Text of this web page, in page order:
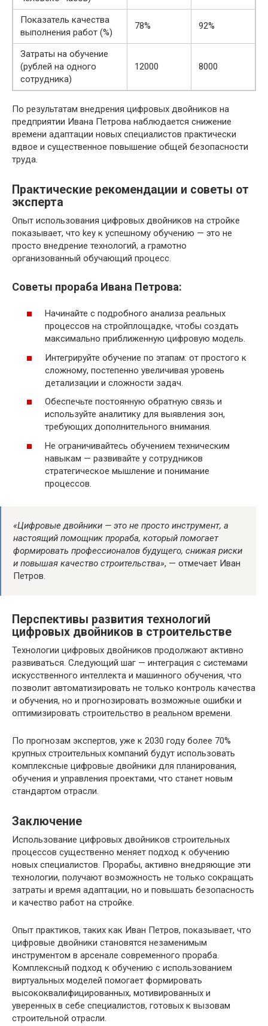
Показатель качества
выполнения работ (%)
78% 92%
Затраты на обучение
(рублей на одного
сотрудника)
12000 8000
По результатам внедрения цифровых двойников на
предприятии Ивана Петрова наблюдается снижение
времени адаптации новых специалистов практически
вдвое и существенное повышение общей безопасности
труда.
Практические рекомендации и советы от
эксперта
Опыт использования цифровых двойников на стройке
показывает, что key к успешному обучению — это не
просто внедрение технологий, а грамотно
организованный обучающий процесс.
Советы прораба Ивана Петрова:
Начинайте с подробного анализа реальных
процессов на стройплощадке, чтобы создать
максимально приближенную цифровую модель.
Интегрируйте обучение по этапам: от простого к
сложному, постепенно увеличивая уровень
детализации и сложности задач.
Обеспечьте постоянную обратную связь и
используйте аналитику для выявления зон,
требующих дополнительного внимания.
Не ограничивайтесь обучением техническим
навыкам — развивайте у сотрудников
стратегическое мышление и понимание
процессов.
«Цифровые двойники — это не просто инструмент, а
настоящий помощник прораба, который помогает
формировать профессионалов будущего, снижая риски
и повышая качество строительства», — отмечает Иван
Петров.
Перспективы развития технологий
цифровых двойников в строительстве
Технологии цифровых двойников продолжают активно
развиваться. Следующий шаг — интеграция с системами
искусственного интеллекта и машинного обучения, что
позволит автоматизировать не только контроль качества
и обучения, но и прогнозировать возможные ошибки и
оптимизировать строительство в реальном времени.
По прогнозам экспертов, уже к 2030 году более 70%
крупных строительных компаний будут использовать
комплексные цифровые двойники для планирования,
обучения и управления проектами, что станет новым
стандартом отрасли.
Заключение
Использование цифровых двойников строительных
процессов существенно меняет подход к обучению
новых специалистов. Прорабы, активно внедряющие эти
технологии, получают возможность не только сокращать
затраты и время адаптации, но и повышать безопасность
и качество работ на стройке.
Опыт практиков, таких как Иван Петров, показывает, что
цифровые двойники становятся незаменимым
инструментом в арсенале современного прораба.
Комплексный подход к обучению с использованием
виртуальных моделей помогает формировать
высококвалифицированных, мотивированных и
уверенных в себе специалистов, готовых к вызовам
строительной отрасли.